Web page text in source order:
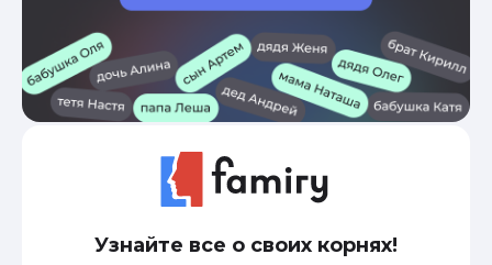
Узнайте все о своих корнях!